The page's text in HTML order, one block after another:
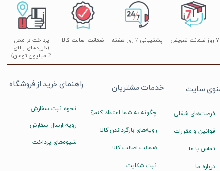
پشتیبانی 7 روز هفته
پرداخت در محل
(خریدهای بالای
2 میلیون تومان)
۷ روز ضمانت تعویض ضمانت اصالت کالا
راهنمای خرید از فروشگاه
نحوه ثبت سفارش
رویه ارسال سفارش
شیوه‌های پرداخت
خدمات مشتریان
چگونه به شما اعتماد کنم؟
رویه‌های بازگرداندن کالا
ضمانت اصالت کالا
ثبت شکایت
سایت
فرصت‌های شغلی
قوانین و مقررات
تماس با ما
درباره ما